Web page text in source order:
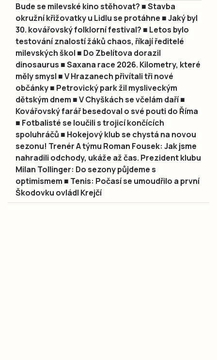
Bude se milevské kino stěhovat? ■ Stavba
okružní křižovatky u Lidlu se protáhne ■ Jaký byl
30. kovářovský folklorní festival? ■ Letos bylo
testování znalostí žáků chaos, říkají ředitelé
milevských škol ■ Do Zbelítova dorazil
dinosaurus ■ Saxana race 2026. Kilometry, které
měly smysl ■ V Hrazanech přivítali tři nové
občánky ■ Petrovický park žil mysliveckým
dětským dnem ■ V Chyškách se včelám daří ■
Kovářovský farář besedoval o své pouti do Říma
■ Fotbalisté se loučili s trojicí končících
spoluhráčů ■ Hokejový klub se chystá na novou
sezonu! Trenér A týmu Roman Fousek: Jak jsme
nahradili odchody, ukáže až čas. Prezident klubu
Milan Tollinger: Do sezony půjdeme s
optimismem ■ Tenis: Počasí se umoudřilo a první
Škodovku ovládl Krejčí